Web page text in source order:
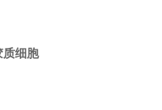
质细胞